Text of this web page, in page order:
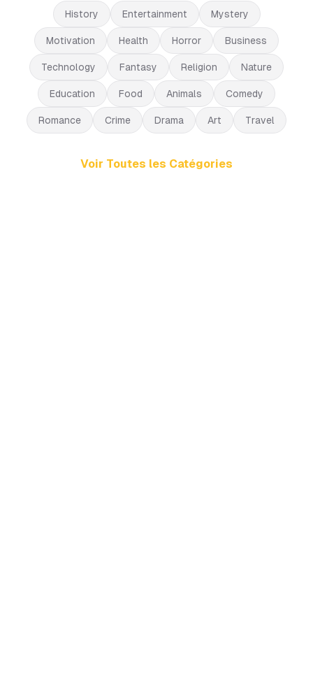
History Entertainment Mystery
Motivation Health Horror Business
Technology Fantasy Religion Nature
Education Food Animals Comedy
Romance Crime Drama Art Travel
Voir Toutes les Catégories